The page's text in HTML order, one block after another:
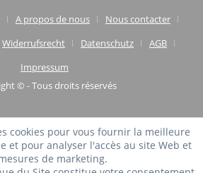
A propos de nous
Nous contacter
Widerrufsrecht Datenschutz
AGB
Impressum
© - Tous droits réservés
cookies pour vous fournir la meilleure
et pour analyser l'accès au site Web et
de marketing.